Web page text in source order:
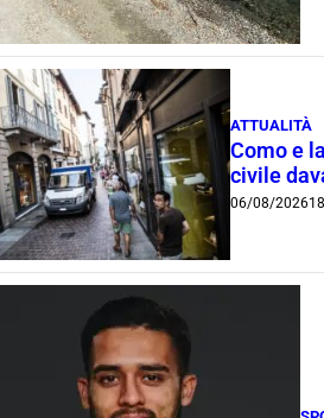
ATTUALITÀ
Como e
civile
06/08/2026